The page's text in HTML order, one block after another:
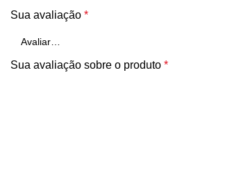
Sua avaliação *
Sua avaliação sobre o produto *